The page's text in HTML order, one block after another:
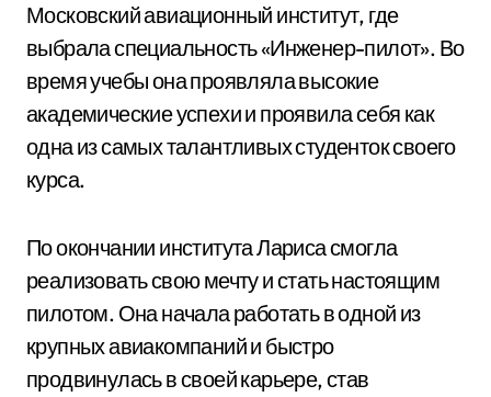
Московский авиационный институт, где
выбрала специальность «Инженер-пилот». Во
время учебы она проявляла высокие
академические успехи и проявила себя как
одна из самых талантливых студенток своего
курса.
По окончании института Лариса смогла
реализовать свою мечту и стать настоящим
пилотом. Она начала работать в одной из
крупных авиакомпаний и быстро
продвинулась в своей карьере, став